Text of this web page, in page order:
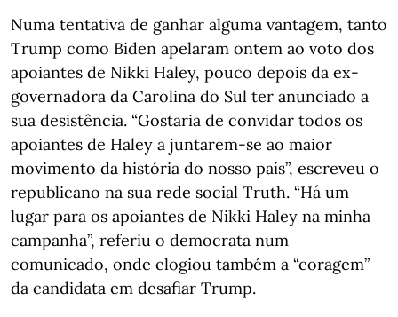
Numa tentativa de ganhar alguma vantagem, tanto
Trump como Biden apelaram ontem ao voto dos
apoiantes de Nikki Haley, pouco depois da ex-
governadora da Carolina do Sul ter anunciado a
sua desistência. “Gostaria de convidar todos os
apoiantes de Haley a juntarem-se ao maior
movimento da história do nosso país”, escreveu o
republicano na sua rede social Truth. “Há um
lugar para os apoiantes de Nikki Haley na minha
campanha”, referiu o democrata num
comunicado, onde elogiou também a “coragem”
da candidata em desafiar Trump.